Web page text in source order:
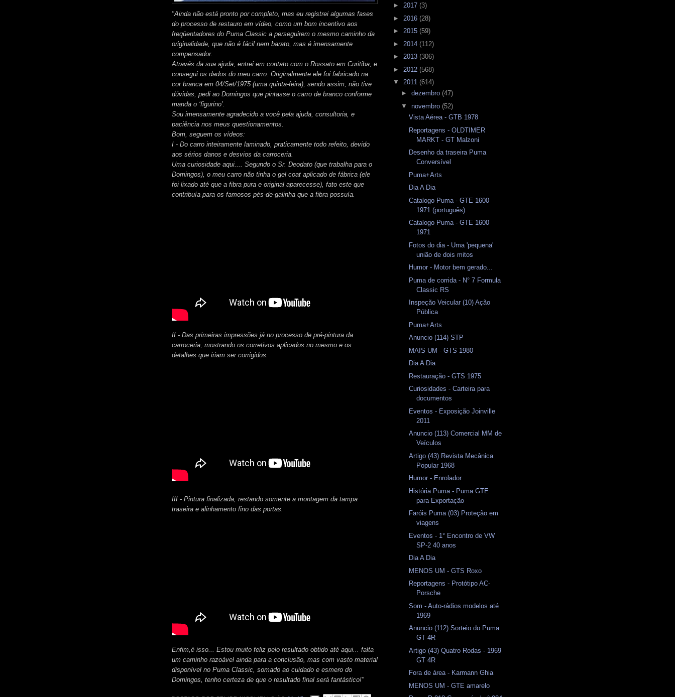
"Ainda não está pronto por completo, mas eu registrei algumas fases
do processo de restauro em vídeo, como um bom incentivo aos
freqüentadores do Puma Classic a perseguirem o mesmo caminho da
originalidade, que não é fácil nem barato, mas é imensamente
compensador.
Através da sua ajuda, entrei em contato com o Rossato em Curitiba, e
consegui os dados do meu carro. Originalmente ele foi fabricado na
cor branca em 04/Set/1975 (uma quinta-feira), sendo assim, não tive
dúvidas, pedi ao Domingos que pintasse o carro de branco conforme
manda o ‘figurino’.
Sou imensamente agradecido a você pela ajuda, consultoria, e
paciência nos meus questionamentos.
Bom, seguem os vídeos:
I - Do carro inteiramente laminado, praticamente todo refeito, devido
aos sérios danos e desvios da carroceria.
Uma curiosidade aqui.... Segundo o Sr. Deodato (que trabalha para o
Domingos), o meu carro não tinha o gel coat aplicado de fábrica (ele
foi lixado até que a fibra pura e original aparecesse), fato este que
contribuía para os famosos pés-de-galinha que a fibra possuía.
II - Das primeiras impressões já no processo de pré-pintura da
carroceria, mostrando os corretivos aplicados no mesmo e os
detalhes que iriam ser corrigidos.
III - Pintura finalizada, restando somente a montagem da tampa
traseira e alinhamento fino das portas.
Enfim,é isso... Estou muito feliz pelo resultado obtido até aqui... falta
um caminho razoável ainda para a conclusão, mas com vasto material
disponível no Puma Classic, somado ao cuidado e esmero do
Domingos, tenho certeza de que o resultado final será fantástico!"
► 2017 (3)
► 2016 (28)
► 2015 (59)
► 2014 (112)
► 2013 (306)
► 2012 (568)
▼ 2011 (614)
► dezembro (47)
▼ novembro (52)
Vista Aérea - GTB 1978
Reportagens - OLDTIMER
MARKT - GT Malzoni
Desenho da traseira Puma
Conversível
Puma+Arts
Dia A Dia
Catalogo Puma - GTE 1600
1971 (português)
Catalogo Puma - GTE 1600
1971
Fotos do dia - Uma 'pequena'
união de dois mitos
Humor - Motor bem gerado...
Puma de corrida - N° 7 Formula
Classic RS
Inspeção Veicular (10) Ação
Pública
Puma+Arts
Anuncio (114) STP
MAIS UM - GTS 1980
Dia A Dia
Restauração - GTS 1975
Curiosidades - Carteira para
documentos
Eventos - Exposição Joinville
2011
Anuncio (113) Comercial MM de
Veículos
Artigo (43) Revista Mecânica
Popular 1968
Humor - Enrolador
História Puma - Puma GTE
para Exportação
Faróis Puma (03) Proteção em
viagens
Eventos - 1° Encontro de VW
SP-2 40 anos
Dia A Dia
MENOS UM - GTS Roxo
Reportagens - Protótipo AC-
Porsche
Som - Auto-rádios modelos até
1969
Anuncio (112) Sorteio do Puma
GT 4R
Artigo (43) Quatro Rodas - 1969
GT 4R
Fora de área - Karmann Ghia
MENOS UM - GTE amarelo